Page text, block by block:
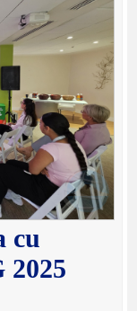
cu
2025